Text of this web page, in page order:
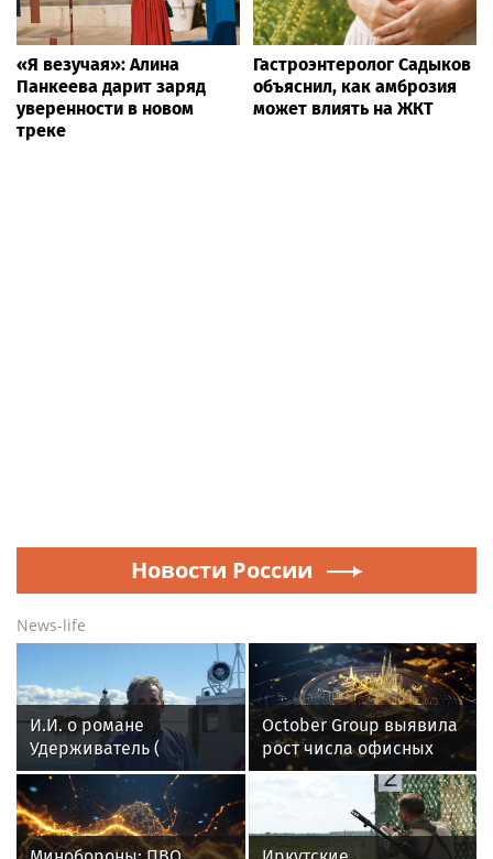
«Я везучая»: Алина
Панкеева дарит заряд
уверенности в новом
треке
Гастроэнтеролог Садыков
объяснил, как амброзия
может влиять на ЖКТ
Новости России
News-life
И.И. о романе
Удерживатель (
Удерживающий сейчас
) русского вологодского
писателя и поэта
Андрея Малышева (
October Group выявила
рост числа офисных
сотрудников в Москве